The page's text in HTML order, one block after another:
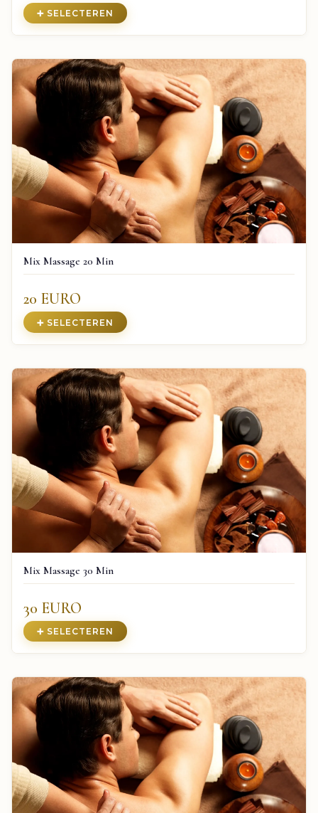
➕ SELECTEREN
Mix Massage 20 Min
20 EURO
➕ SELECTEREN
Mix Massage 30 Min
30 EURO
➕ SELECTEREN